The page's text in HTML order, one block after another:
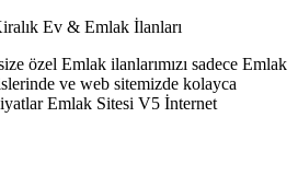
özel Emlak ilanlarımızı sadece Emlak
ve web sitemizde kolayca
Emlak Sitesi V5 İnternet